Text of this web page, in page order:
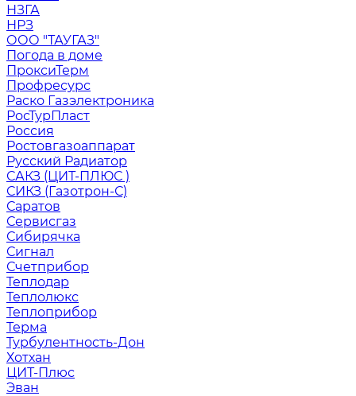
НЗГА
НРЗ
ООО "ТАУГАЗ"
Погода в доме
ПроксиТерм
Профресурс
Раско Газэлектроника
РосТурПласт
Россия
Ростовгазоаппарат
Русский Радиатор
САКЗ (ЦИТ-ПЛЮС )
СИКЗ (Газотрон-С)
Саратов
Сервисгаз
Сибирячка
Сигнал
Счетприбор
Теплодар
Теплолюкс
Теплоприбор
Терма
Турбулентность-Дон
Хотхан
ЦИТ-Плюс
Эван